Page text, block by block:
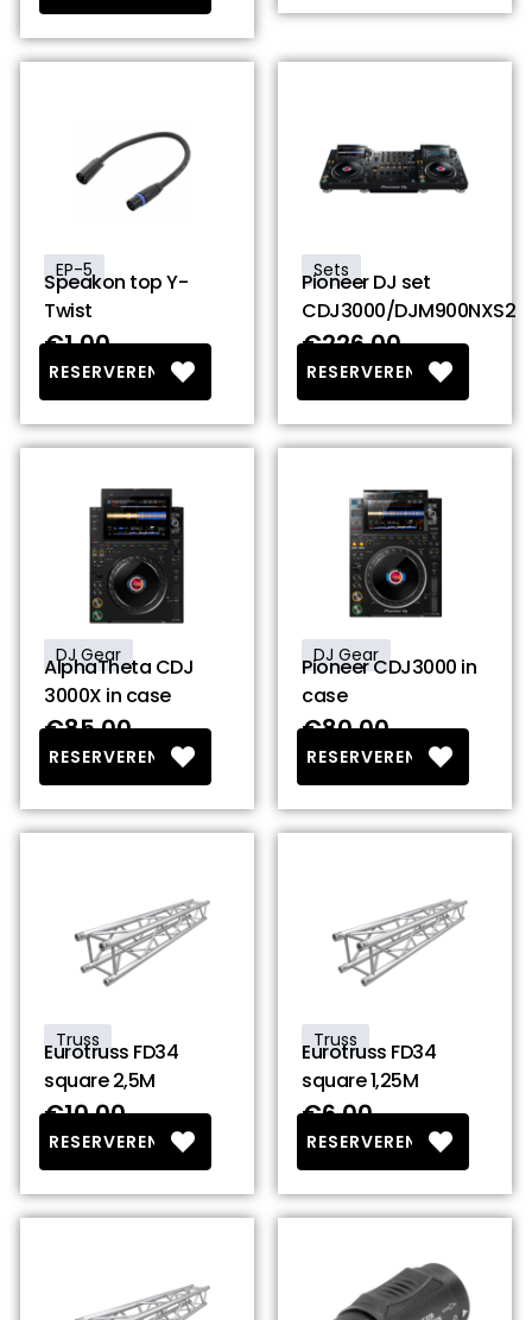
EP-5
Speakon top Y-
Twist
€1.00
RESERVEREN
Sets
Pioneer DJ set
CDJ3000/DJM900NXS2
€226.00
RESERVEREN
DJ Gear
AlphaTheta CDJ
3000X in case
€85.00
RESERVEREN
DJ Gear
Pioneer CDJ3000 in
case
€80.00
RESERVEREN
Truss
Eurotruss FD34
square 2,5M
€10.00
RESERVEREN
Truss
Eurotruss FD34
square 1,25M
€6.00
RESERVEREN